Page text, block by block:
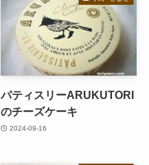
パティスリーARUKUTORI
のチーズケーキ
2024-09-16